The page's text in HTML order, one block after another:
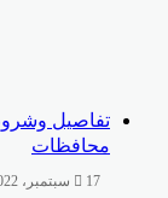
محافظات